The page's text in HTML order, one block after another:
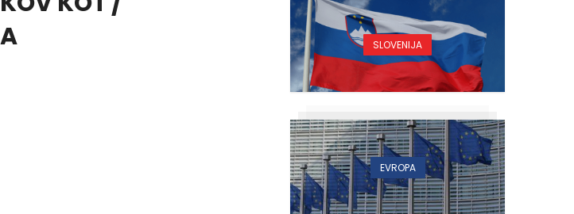
SLOVENIJA
EVROPA